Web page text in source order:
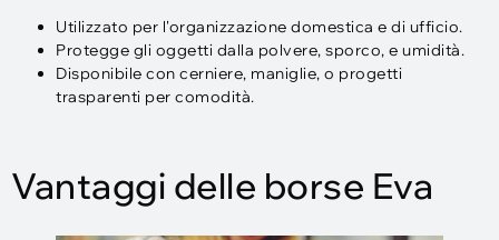
Utilizzato per l'organizzazione domestica e di ufficio.
Protegge gli oggetti dalla polvere, sporco, e umidità.
Disponibile con cerniere, maniglie, o progetti
trasparenti per comodità.
Vantaggi delle borse Eva